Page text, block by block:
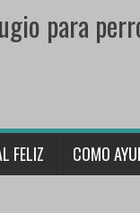
para
FELIZ COMO